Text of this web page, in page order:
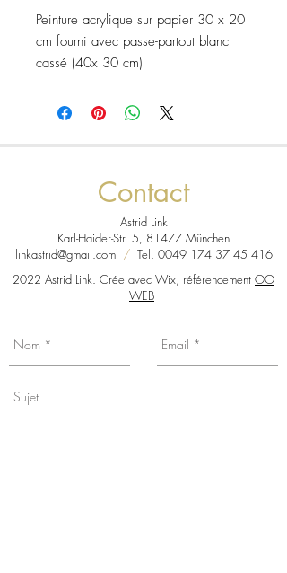
Peinture acrylique sur papier 30 x 20
cm fourni avec passe-partout blanc
cassé (40x 30 cm)
Contact
Astrid Link
Karl-Haider-Str. 5, 81477 München
linkastrid@gmail.com /Tel. 0049 174 37 45 416
2022 Astrid Link. Crée avec Wix, référencement OO
WEB